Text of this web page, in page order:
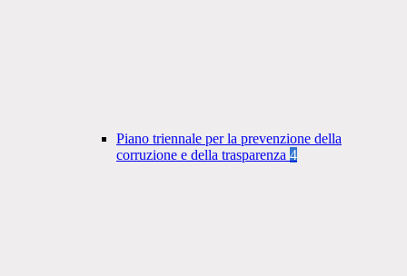
Piano triennale per la prevenzione della
corruzione e della trasparenza 4